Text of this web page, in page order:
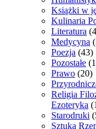
Książki w
Kulinaria
Literatura
Medycyna
Poezja (43)
Pozostałe
Prawo (20)
Religia
Ezoteryka
Starodruki
Sztuka